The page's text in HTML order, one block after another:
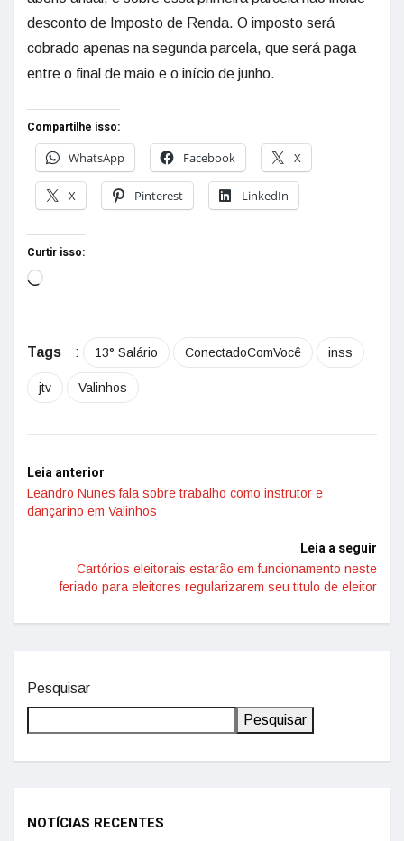
desconto de Imposto de Renda. O imposto será
cobrado apenas na segunda parcela, que será paga
entre o final de maio e o início de junho.
Compartilhe isso:
WhatsApp
Facebook X
X Pinterest LinkedIn
Curtir isso:
Tags : 13° Salário ConectadoComVocê inss
jtv Valinhos
Leia anterior
Leandro Nunes fala sobre trabalho como instrutor e
dançarino em Valinhos
Leia a seguir
Cartórios eleitorais estarão em funcionamento neste
feriado para eleitores regularizarem seu titulo de eleitor
Pesquisar
Pesquisar
NOTÍCIAS RECENTES